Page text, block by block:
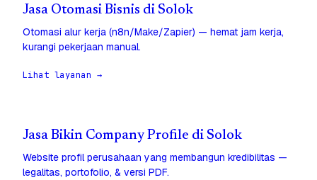
Jasa Otomasi Bisnis di Solok
Otomasi alur kerja (n8n/Make/Zapier) — hemat jam kerja,
kurangi pekerjaan manual.
Lihat layanan →
Jasa Bikin Company Profile di Solok
Website profil perusahaan yang membangun kredibilitas —
legalitas, portofolio, & versi PDF.